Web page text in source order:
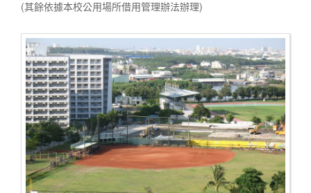
(其餘依據本校公用場所借用管理辦法辦理)